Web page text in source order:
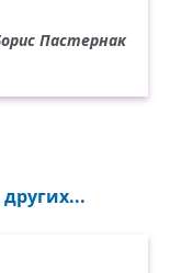
Пастернак